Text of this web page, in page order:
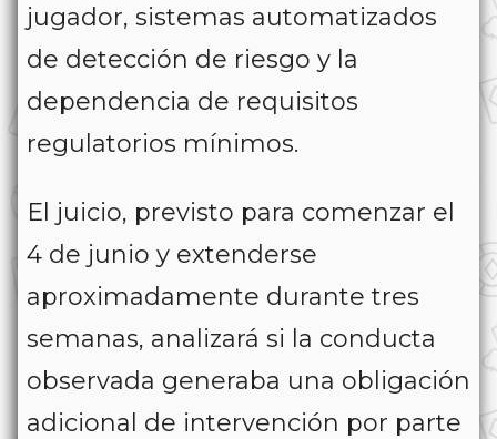
jugador, sistemas automatizados
de detección de riesgo y la
dependencia de requisitos
regulatorios mínimos.
El juicio, previsto para comenzar el
4 de junio y extenderse
aproximadamente durante tres
semanas, analizará si la conducta
observada generaba una obligación
adicional de intervención por parte